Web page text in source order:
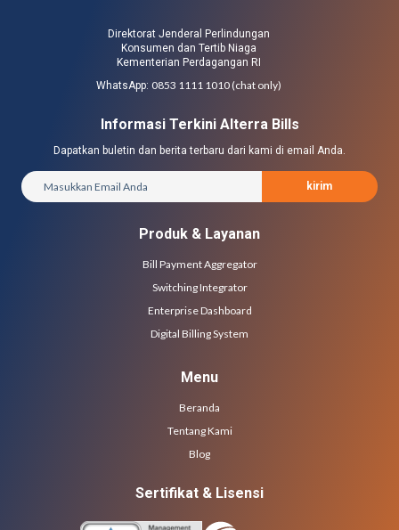
Direktorat Jenderal Perlindungan
Konsumen dan Tertib Niaga
Kementerian Perdagangan RI
WhatsApp: 0853 1111 1010 (chat only)
Informasi Terkini Alterra Bills
Dapatkan buletin dan berita terbaru dari kami di email Anda.
kirim
Produk & Layanan
Bill Payment Aggregator
Switching Integrator
Enterprise Dashboard
Digital Billing System
Menu
Beranda
Tentang Kami
Blog
Sertifikat & Lisensi